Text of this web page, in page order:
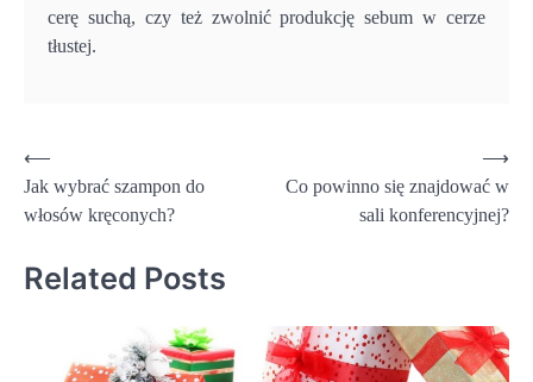
cerę suchą, czy też zwolnić produkcję sebum w cerze
tłustej.
Nawigacja
wpisu
⟵
Jak wybrać szampon do
włosów kręconych?
Co powinno się znajdować w
sali konferencyjnej?
⟶
Related Posts